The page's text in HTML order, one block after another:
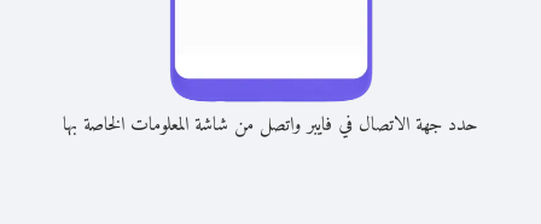
حدد جهة الاتصال في فايبر واتصل من شاشة المعلومات الخاصة بها